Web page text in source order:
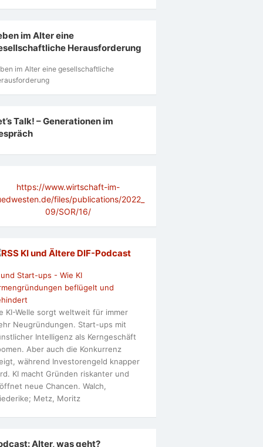
im Alter eine
Herausforderung
im Alter eine gesellschaftliche
Talk! – Generationen im
https://www.wirtschaft-im-
files/publications/2022_
09/SOR/16/
KI und Ältere DlF-Podcast
und Start-ups - Wie KI
beflügelt und
KI-Welle sorgt weltweit für immer
Neugründungen. Start-ups mit
Intelligenz als Kerngeschäft
Aber auch die Konkurrenz
während Investorengeld knapper
KI macht Gründen riskanter und
neue Chancen. Walch,
Metz, Moritz
Alter, was geht?